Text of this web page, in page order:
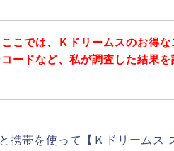
こでは、Ｋドリームスのお得
ードなど、私が調査した結果
携帯を使って【Ｋドリームス